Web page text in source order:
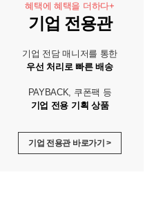
혜택에 혜택을 더하다+
기업 전용관
기업 전담 매니저를 통한
우선 처리로 빠른 배송
PAYBACK, 쿠폰팩 등
기업 전용 기획 상품
기업 전용관 바로가기 >